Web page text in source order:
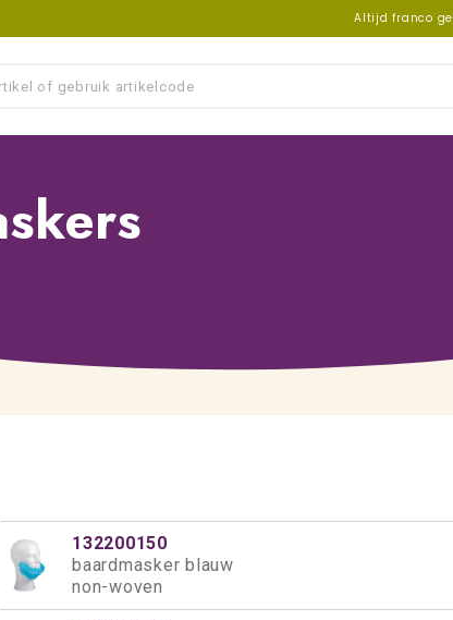
Altijd franco
132200150
baardmasker blauw
non-woven